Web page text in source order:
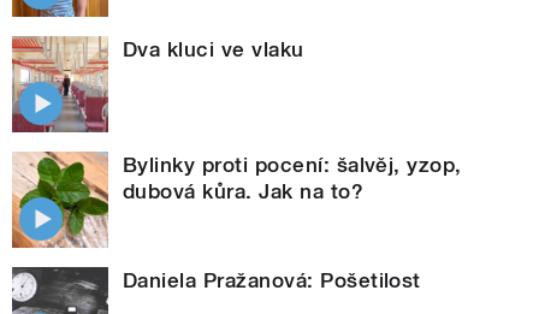
Dva kluci ve vlaku
Bylinky proti pocení: šalvěj, yzop,
dubová kůra. Jak na to?
Daniela Pražanová: Pošetilost